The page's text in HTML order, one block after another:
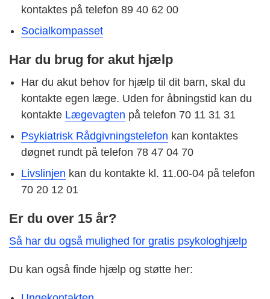
kontaktes på telefon 89 40 62 00
Socialkompasset
Har du brug for akut hjælp
Har du akut behov for hjælp til dit barn, skal du
kontakte egen læge. Uden for åbningstid kan du
kontakte Lægevagten på telefon 70 11 31 31
Psykiatrisk Rådgivningstelefon kan kontaktes
døgnet rundt på telefon 78 47 04 70
Livslinjen kan du kontakte kl. 11.00-04 på telefon
70 20 12 01
Er du over 15 år?
Så har du også mulighed for gratis psykologhjælp
Du kan også finde hjælp og støtte her: